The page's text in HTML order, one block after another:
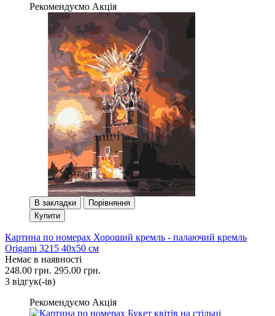
Рекомендуємо Акція
В закладки
Порівняння
Купити
Картина по номерах Хороший кремль - палаючий кремль
Origami 3215 40x50 см
Немає в наявності
248.00 грн. 295.00 грн.
3 вiдгук(-iв)
Рекомендуємо Акція